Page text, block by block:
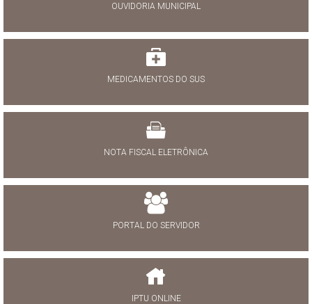
OUVIDORIA MUNICIPAL
MEDICAMENTOS DO SUS
NOTA FISCAL ELETRÔNICA
PORTAL DO SERVIDOR
IPTU ONLINE